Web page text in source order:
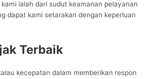
ialah dari sudut keamanan pelayanan
dapat kami setarakan dengan keperluan
Terbaik
kecepatan dalam memberikan respon